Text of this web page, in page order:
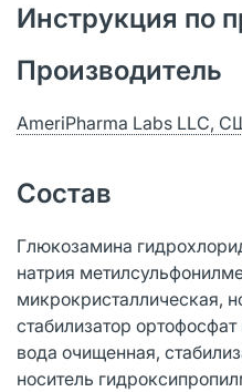
Инструкция по
Производитель
AmeriPharma Labs LLC,
Состав
Глюкозамина
натрия
микрокристаллическая,
стабилизатор
вода очищенная,
носитель